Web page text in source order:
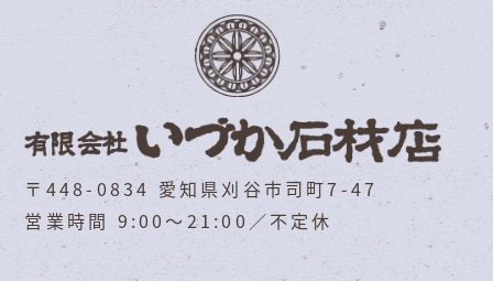
〒448-0834 愛知県刈谷市司町7-47
営業時間 9:00～21:00／不定休